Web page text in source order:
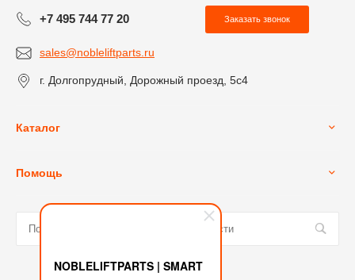
NOBLELIFTPARTS | SMART
+7 495 744 77 20 Заказать звонок
sales@nobleliftparts.ru
г. Долгопрудный, Дорожный проезд, 5с4
Каталог
Помощь